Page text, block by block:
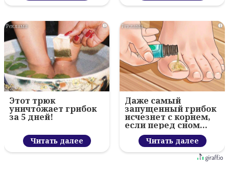
i
Этот трюк
уничтожает грибок
за 5 дней!
Читать далее
i
Даже самый
запущенный грибок
исчезнет с корнем,
если перед сном…
Читать далее